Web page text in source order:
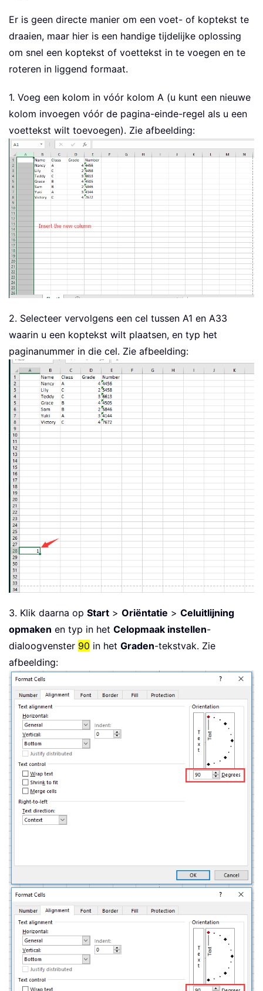
Er is geen directe manier om een voet- of koptekst te
draaien, maar hier is een handige tijdelijke oplossing
om snel een koptekst of voettekst in te voegen en te
roteren in liggend formaat.
1. Voeg een kolom in vóór kolom A (u kunt een nieuwe
kolom invoegen vóór de pagina-einde-regel als u een
voettekst wilt toevoegen). Zie afbeelding:
2. Selecteer vervolgens een cel tussen A1 en A33
waarin u een koptekst wilt plaatsen, en typ het
paginanummer in die cel. Zie afbeelding:
3. Klik daarna op Start > Oriëntatie > Celuitlijning
opmaken en typ in het Celopmaak instellen-
dialoogvenster 90 in het Graden-tekstvak. Zie
afbeelding: